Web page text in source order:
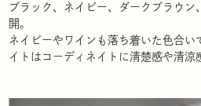
ブラック、ネイビー、ダークブラウ
開。
ネイビーやワインも落ち着いた色合い
イトはコーディネイトに清楚感や清涼